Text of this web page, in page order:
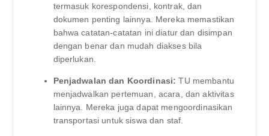
termasuk korespondensi, kontrak, dan
dokumen penting lainnya. Mereka memastikan
bahwa catatan-catatan ini diatur dan disimpan
dengan benar dan mudah diakses bila
diperlukan.
Penjadwalan dan Koordinasi: TU membantu
menjadwalkan pertemuan, acara, dan aktivitas
lainnya. Mereka juga dapat mengoordinasikan
transportasi untuk siswa dan staf.